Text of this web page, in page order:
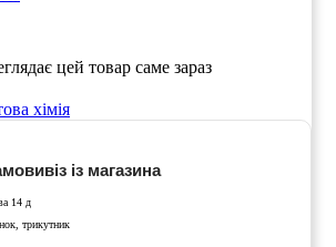
цей товар саме зараз
хімія
із магазина
14 д
трикутник